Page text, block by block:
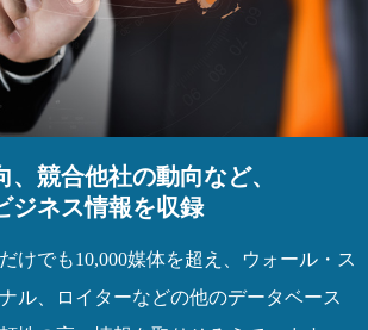
競合他社の動向など、
ジネス情報を収録
けでも10,000媒体を超え、ウォール・ス
ル、ロイターなどの他のデータベース